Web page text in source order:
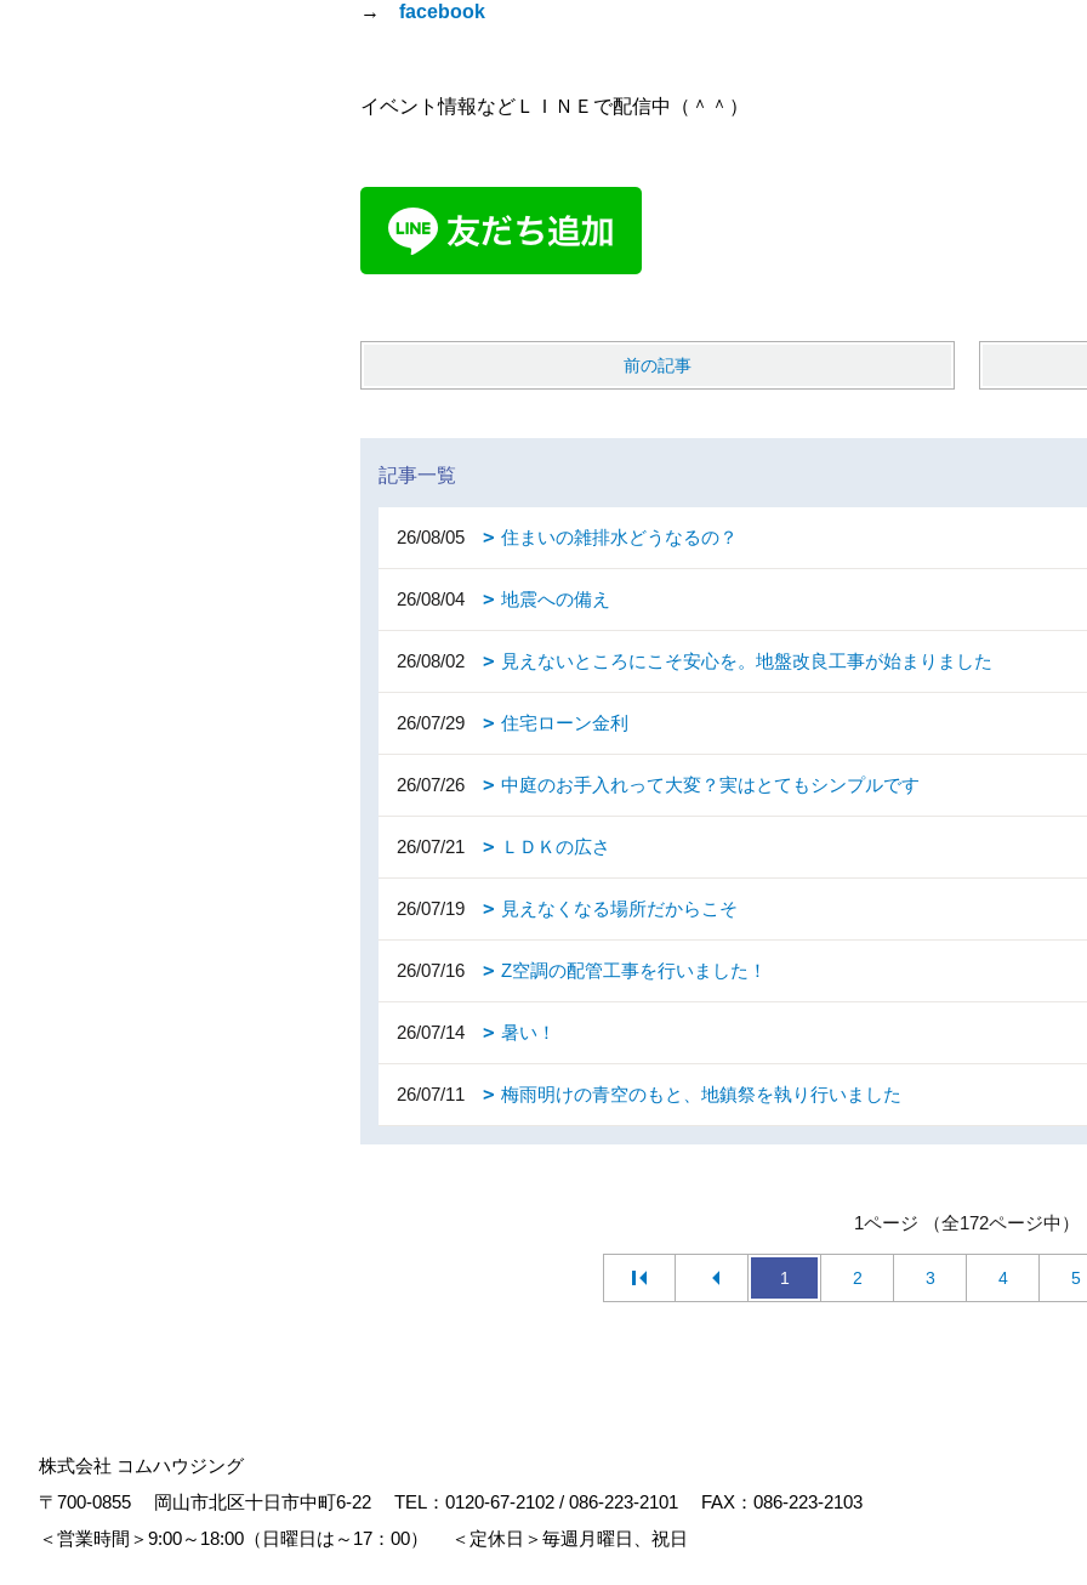
→ facebook
イベント情報などＬＩＮＥで配信中（＾＾）
前の記事
記事一覧
26/08/05 住まいの雑排水どうなるの？
26/08/04 地震への備え
26/08/02 見えないところにこそ安心を。地盤改良工事が始まりました
26/07/29 住宅ローン金利
26/07/26 中庭のお手入れって大変？実はとてもシンプルです
26/07/21 ＬＤＫの広さ
26/07/19 見えなくなる場所だからこそ
26/07/16 Z空調の配管工事を行いました！
26/07/14 暑い！
26/07/11 梅雨明けの青空のもと、地鎮祭を執り行いました
1ページ （全172ページ中）
1 2 3 4 5
株式会社 コムハウジング
〒700-0855
岡山市北区十日市中町6-22 TEL： 0120-67-2102 / 086-223-2101
FAX：086-223-2103
＜営業時間＞9:00～18:00（日曜日は～17：00）
＜定休日＞毎週月曜日、祝日